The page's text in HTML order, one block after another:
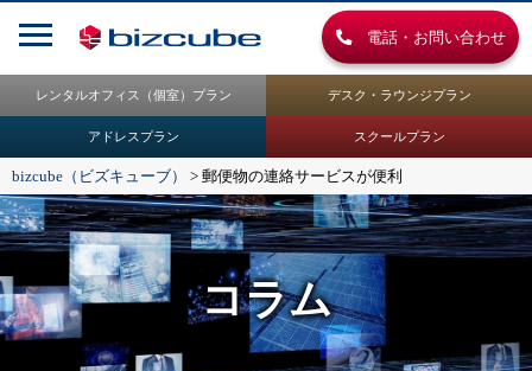
電話・お問い合わせ
レンタルオフィス（個室）プラン デスク・ラウンジプラン
アドレスプラン スクールプラン
bizcube（ビズキューブ） > 郵便物の連絡サービスが便利
コラム